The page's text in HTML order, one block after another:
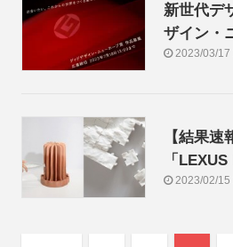
新世代デ
ザイン・
2023/03/17
【結果
「
2023/02/15